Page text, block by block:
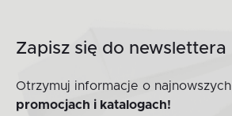
Zapisz się do newslettera
Otrzymuj informacje o najnowszych
promocjach i katalogach!